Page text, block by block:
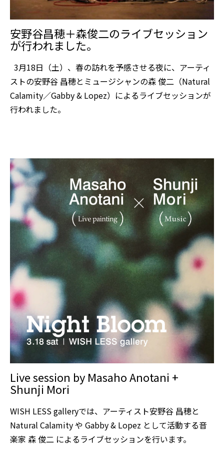
安野谷昌穂＋森俊二のライブセッション
が行われました。
3月18日（土）、春の訪れを予感させる夜に、アーティ
ストの安野谷 昌穂とミュージシャンの森 俊二（Natural
Calamity／Gabby & Lopez）によるライブセッションが
行われました。
Live session by Masaho Anotani +
Shunji Mori
WISH LESS galleryでは、アーティスト安野谷 昌穂と
Natural Calamity や Gabby & Lopez として活動する音
楽家 森 俊二 によるライブセッションを行います。